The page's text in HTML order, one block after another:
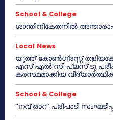
School & College
ശാന്തിനികേതനിൽ
Local News
യൂത്ത് കോൺഗ്രസ്സ്
എസ് എൽ സി പ്ലസ് ടു
കരസ്ഥമാക്കിയ
School & College
“നവ് ഓറ” പരിപാടി